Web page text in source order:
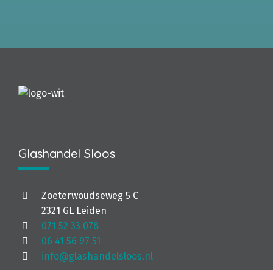
Glashandel Sloos
Zoeterwoudseweg 5 C
2321 GL Leiden
071 52 33 078
06 41 56 97 51
info@glashandelsloos.nl